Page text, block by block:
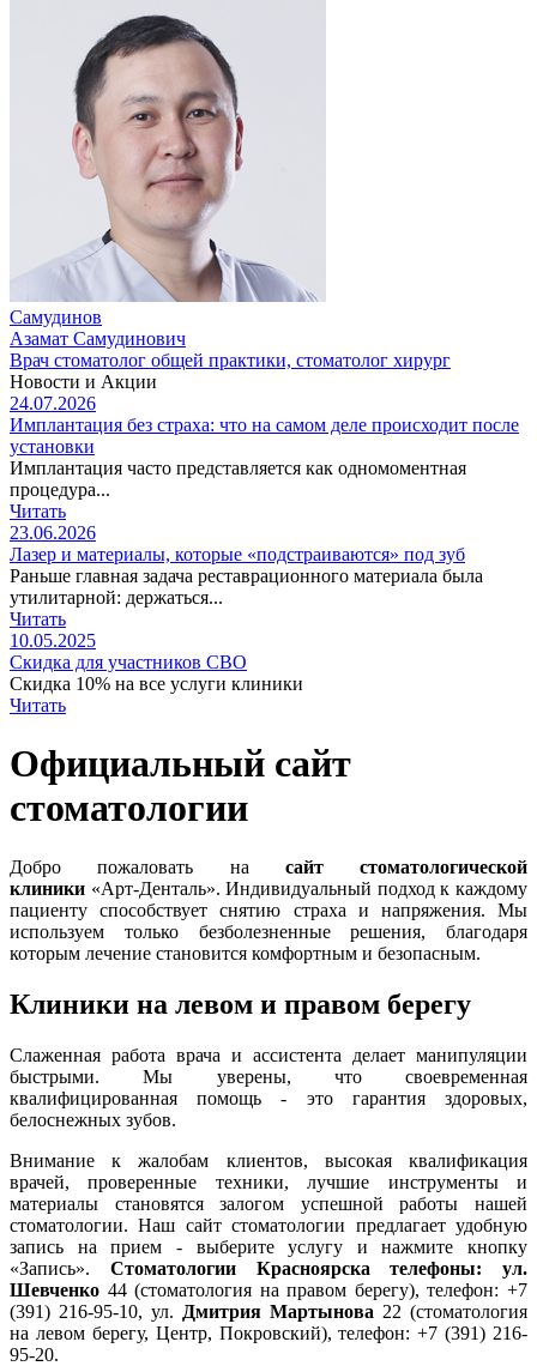
Самудинов
Азамат Самудинович
Врач стоматолог общей практики, стоматолог хирург
Новости и Акции
24.07.2026
Имплантация без страха: что на самом деле происходит после
установки
Имплантация часто представляется как одномоментная
процедура...
Читать
23.06.2026
Лазер и материалы, которые «подстраиваются» под зуб
Раньше главная задача реставрационного материала была
утилитарной: держаться...
Читать
10.05.2025
Скидка для участников СВО
Скидка 10% на все услуги клиники
Читать
Официальный сайт
стоматологии
Добро пожаловать на сайт стоматологической
клиники «Арт-Денталь». Индивидуальный подход к каждому
пациенту способствует снятию страха и напряжения. Мы
используем только безболезненные решения, благодаря
которым лечение становится комфортным и безопасным.
Клиники на левом и правом берегу
Слаженная работа врача и ассистента делает манипуляции
быстрыми. Мы уверены, что своевременная
квалифицированная помощь - это гарантия здоровых,
белоснежных зубов.
Внимание к жалобам клиентов, высокая квалификация
врачей, проверенные техники, лучшие инструменты и
материалы становятся залогом успешной работы нашей
стоматологии. Наш сайт стоматологии предлагает удобную
запись на прием - выберите услугу и нажмите кнопку
«Запись». Стоматологии Красноярска телефоны:
ул.
Шевченко 44 (стоматология на правом берегу), телефон: +7
(391) 216-95-10, ул. Дмитрия Мартынова 22 (стоматология
на левом берегу, Центр, Покровский), телефон: +7 (391) 216-
95-20.